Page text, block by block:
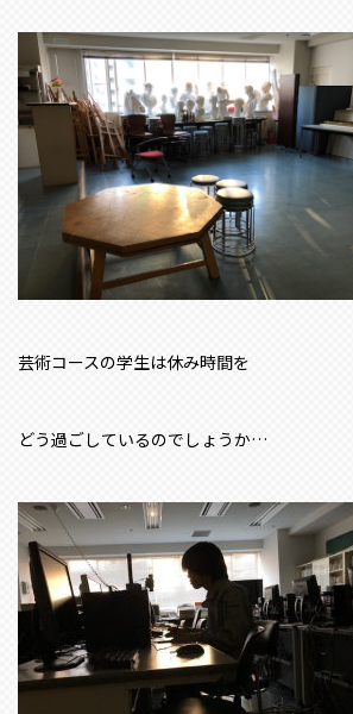
芸術コースの学生は休み時間を
どう過ごしているのでしょうか…